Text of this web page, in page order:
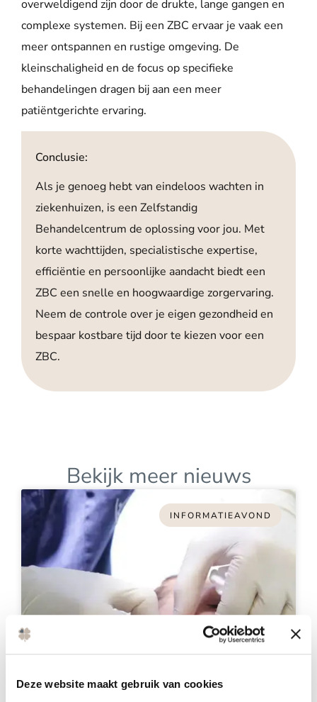
Deze website maakt gebruik van cookies
overweldigend zijn door de drukte, lange gangen en
complexe systemen. Bij een ZBC ervaar je vaak een
meer ontspannen en rustige omgeving. De
kleinschaligheid en de focus op specifieke
behandelingen dragen bij aan een meer
patiëntgerichte ervaring.
Conclusie:
Als je genoeg hebt van eindeloos wachten in
ziekenhuizen, is een Zelfstandig
Behandelcentrum de oplossing voor jou. Met
korte wachttijden, specialistische expertise,
efficiëntie en persoonlijke aandacht biedt een
ZBC een snelle en hoogwaardige zorgervaring.
Neem de controle over je eigen gezondheid en
bespaar kostbare tijd door te kiezen voor een
ZBC.
Bekijk meer nieuws
INFORMATIEAVOND